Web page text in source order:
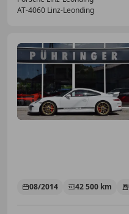
AT-4060 Linz-Leonding
08/2014 42 500 km